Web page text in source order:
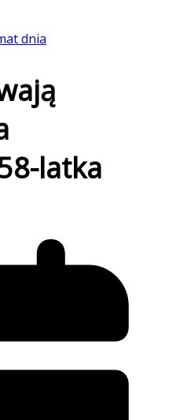
dnia
latka